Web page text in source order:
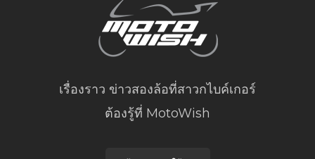
เรื่องราว ข่าวสองล้อที่สาวกไบค์เกอร์
ต้องรู้ที่ MotoWish